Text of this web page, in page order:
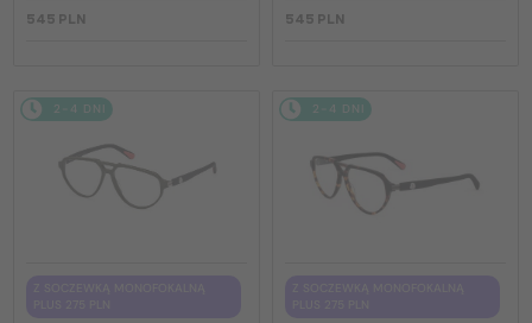
545 PLN 545 PLN
2-4 DNI 2-4 DNI